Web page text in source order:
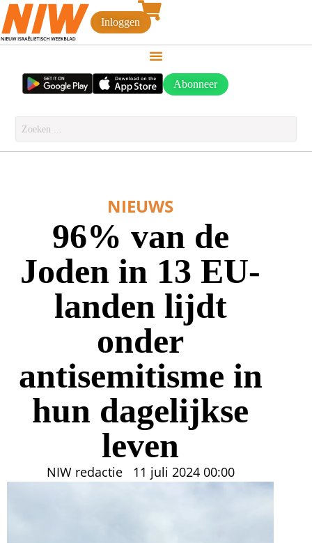
Inloggen
Abonneer
NIEUWS
96% van de
Joden in 13 EU-
landen lijdt
onder
antisemitisme in
hun dagelijkse
leven
NIW redactie 11 juli 2024 00:00